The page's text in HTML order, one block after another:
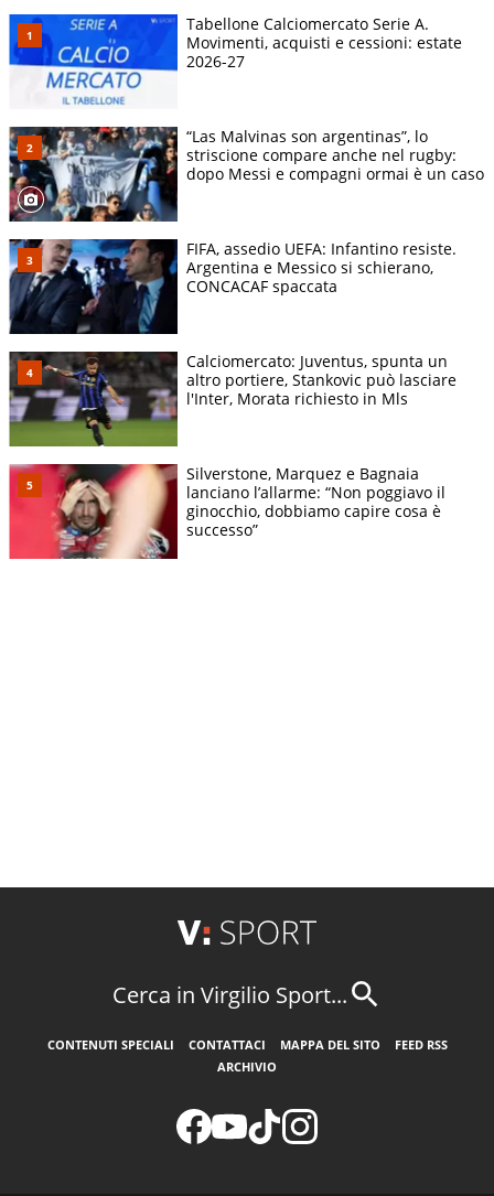
Tabellone Calciomercato Serie A.
Movimenti, acquisti e cessioni: estate
2026-27
“Las Malvinas son argentinas”, lo
striscione compare anche nel rugby:
dopo Messi e compagni ormai è un caso
FIFA, assedio UEFA: Infantino resiste.
Argentina e Messico si schierano,
CONCACAF spaccata
Calciomercato: Juventus, spunta un
altro portiere, Stankovic può lasciare
l'Inter, Morata richiesto in Mls
Silverstone, Marquez e Bagnaia
lanciano l’allarme: “Non poggiavo il
ginocchio, dobbiamo capire cosa è
successo”
Cerca in Virgilio Sport...
CONTENUTI SPECIALI CONTATTACI MAPPA DEL SITO
FEED RSS
ARCHIVIO